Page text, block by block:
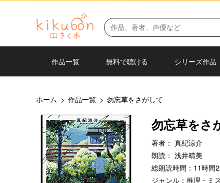
作品一覧 無料で聴ける シリーズ作品
ホーム > 作品一覧 > 勿忘草をさがして
勿忘草をさ
著者： 真紀涼介
朗読： 浅井晴美
総朗読時間：11時間
ジャンル： 推理・ミ